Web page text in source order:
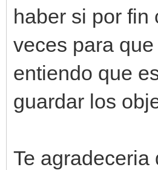
haber si por fin
veces para
entiendo que
guardar los
Te